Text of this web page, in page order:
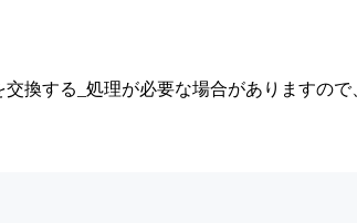
換する_処理が必要な場合がありますので